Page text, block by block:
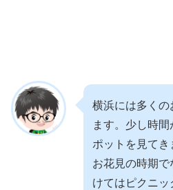
横浜には多くの
ます。少し時
ポットを見てき
お花見の時期
けてはピクニ